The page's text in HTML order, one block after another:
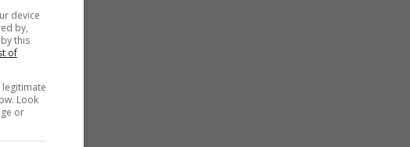
device
by,
this
of
Look
or